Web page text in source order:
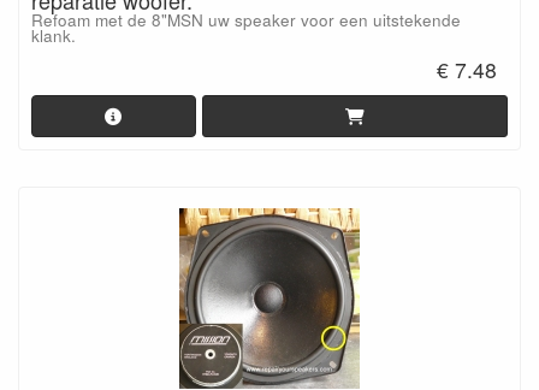
Refoam met de 8"MSN uw speaker voor een uitstekende
klank.
€ 7.48